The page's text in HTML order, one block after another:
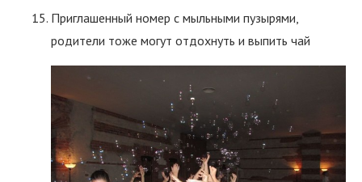
Приглашенный номер с мыльными пузырями,
родители тоже могут отдохнуть и выпить чай